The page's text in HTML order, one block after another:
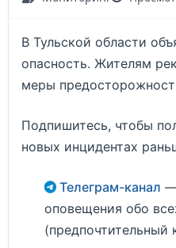
В Тульской области
опасность. Жителям
меры
Подпишитесь, чтобы
новых инцидентах
Телеграм-канал —
оповещения обо
(предпочтительный